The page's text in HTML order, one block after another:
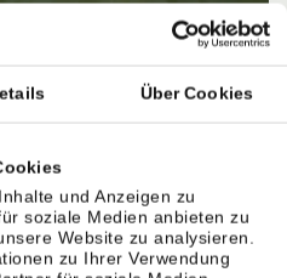
Über Cookies
und Anzeigen zu
soziale Medien anbieten zu
Website zu analysieren.
zu Ihrer Verwendung